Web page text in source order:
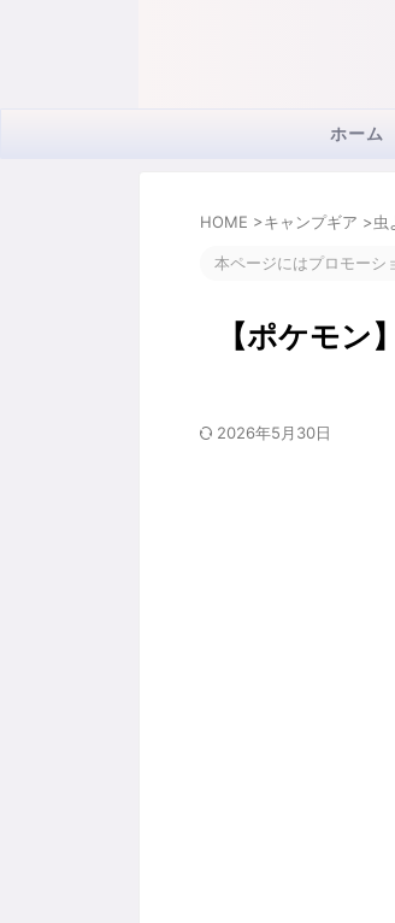
ホーム
HOME >キャンプギア >虫
本ページにはプロモーシ
【ポケモン
2026年5月30日